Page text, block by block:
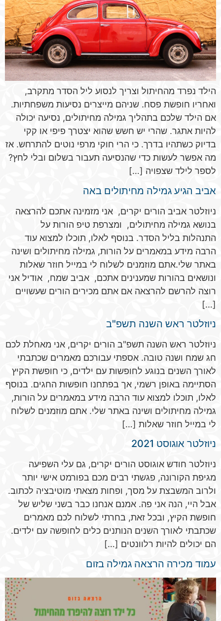
הילד נפרד מהחיתול וצריך לנסוע ליל הסדר מתקרב,
ואחריו חופשת פסח. שניהם מייצרים נסיעות משפחתיות.
אם הילד שלכם בתהליך גמילה מחיתולים, נסיעה יכולה
להיות אתגר. שהרי יש חשש שהוא יצטרך פיפי או קקי
בדיוק כשתהיו בדרך. כי הרי חוקי מרפי נוטים להתרחש. אז
מה אפשר לעשות כדי שהנסיעה תעבור בשלום ובלי לחץ?
לספר לילד שצפויה […]
אביב הגיע גמילה מחיתולים באה
ניוזלטר אביב הורים יקרים, אני מזמינה אתכם להרצאה
בנושא גמילה מחיתולים, ומצרפת טיפ הורות על
התנהלות בליל הסדר. בנוסף לאלו, תוכלו למצוא עוד
הרבה מידע במאמרים על הורות, גמילה מחיתולים ושינה
באתר שלי.אתם מוזמנים לשלוח לי במייל חוזר שאלות
ונושאים בהורות שמענינים אתכם, אביב שמח, אודיל אני
רוצה להרשם להרצאה אם אתם מכירים הורים שעשויים
[…]
ניוזלטר ראש השנה תשפ"ב
ניוזלטר ראש השנה תשפ"ב הורים יקרים, אני מאחלת לכם
חג שמח ושנה טובה. אספתי עבורכם מאמרים שכתבתי
לאורך השנים בנוגע לחופשות עם ילדים, כי חופשת הקיץ
הסתיימה באופן רשמי, אך בפתחנו חופשות החגים. בנוסף
לאלו, תוכלו למצוא עוד הרבה מידע במאמרים על הורות,
גמילה מחיתולים ושינה באתר שלי. אתם מוזמנים לשלוח
לי במייל חוזר שאלות […]
ניוזלטר אוגוסט 2021
ניוזלטר חודש אוגוסט הורים יקרים, גם עלי השפיעה
מגיפת הקורונה, פגשתי רבים מכם בפורמט אישי יותר
ולרוב המשבצת על מסך, ופחות מצאתי מוטיבציה לכתוב.
אבל היי, הנה אני פה. אמנם אנחנו כבר בשני שליש של
חופשת הקיץ, ובכל זאת, בחרתי לשלוח לכם מאמרים
שכתבתי לאורך השנים הנותנים כלים לחופשה עם ילדים.
הם יכולים להיות רלוונטים […]
עמוד מכירה הרצאה גמילה בזום